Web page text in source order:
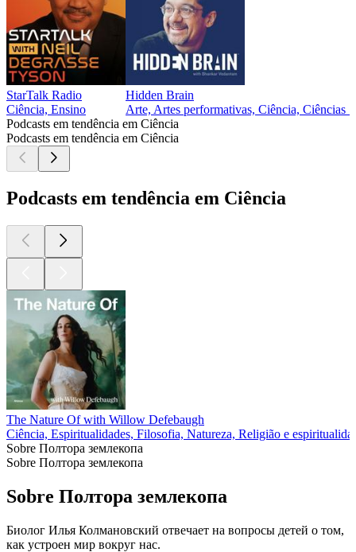
StarTalk Radio
Ciência, Ensino
Hidden Brain
Arte, Artes performativas, Ciência, Ciências
Podcasts em tendência em Ciência
Podcasts em tendência em Ciência
Podcasts em tendência em Ciência
The Nature Of with Willow Defebaugh
Ciência, Espiritualidades, Filosofia, Natureza, Religião e
Sobre Полтора землекопа
Sobre Полтора землекопа
Sobre Полтора землекопа
Биолог Илья Колмановский отвечает на вопросы детей о том,
как устроен мир вокруг нас.